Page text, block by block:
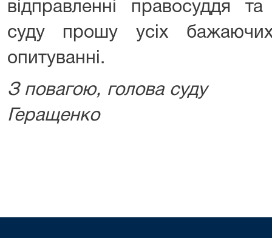
відправленні правосуддя та
суду прошу усіх
опитуванні.
З повагою,
Геращенко